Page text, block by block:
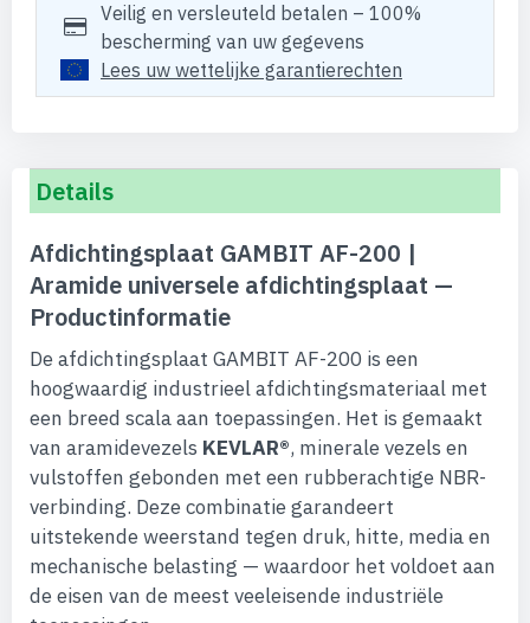
Veilig en versleuteld betalen – 100%
bescherming van uw gegevens
Lees uw wettelijke garantierechten
Details
Afdichtingsplaat GAMBIT AF-200 |
Aramide universele afdichtingsplaat —
Productinformatie
De afdichtingsplaat GAMBIT AF-200 is een
hoogwaardig industrieel afdichtingsmateriaal met
een breed scala aan toepassingen. Het is gemaakt
van aramidevezels KEVLAR®, minerale vezels en
vulstoffen gebonden met een rubberachtige NBR-
verbinding. Deze combinatie garandeert
uitstekende weerstand tegen druk, hitte, media en
mechanische belasting — waardoor het voldoet aan
de eisen van de meest veeleisende industriële